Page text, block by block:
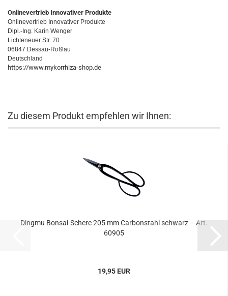
Onlinevertrieb Innovativer Produkte
Onlinevertrieb Innovativer Produkte
Dipl.-Ing. Karin Wenger
Lichteneuer Str. 70
06847 Dessau-Roßlau
Deutschland
https://www.mykorrhiza-shop.de
Zu diesem Produkt empfehlen wir Ihnen:
Dingmu Bonsai-Schere 205 mm Carbonstahl schwarz – Art.
60905
19,95 EUR